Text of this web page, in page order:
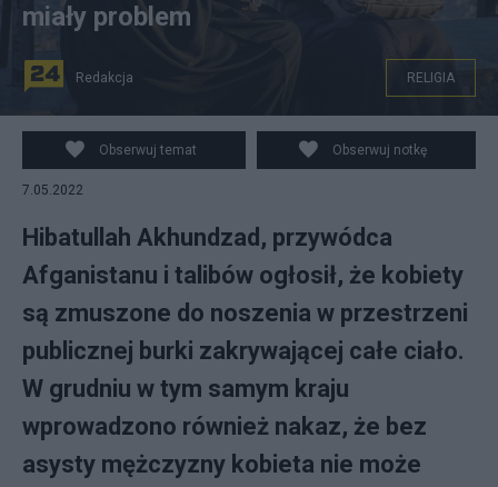
Hibatullah Akhundzad przywódca Afganistanu i talibów
ogłosił, że kobiety są zmuszone do noszenia w
przestrzeni publicznej burki zakrywającej całe ciało.
Fot. pxhere.com
miały problem
Redakcja RELIGIA
Obserwuj temat Obserwuj notkę
7.05.2022
Hibatullah Akhundzad, przywódca
Afganistanu i talibów ogłosił, że kobiety
są zmuszone do noszenia w przestrzeni
publicznej burki zakrywającej całe ciało.
W grudniu w tym samym kraju
wprowadzono również nakaz, że bez
asysty mężczyzny kobieta nie może